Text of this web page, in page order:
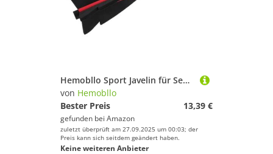
Hemobllo Sport Javelin für Sensomotorisches Outdoor sportgeräte Bewegungsspielzeug Sport Speerwurf üben Feldspeere Wurfspeere Eva rot
von Hemobllo
Bester Preis
13,39 €
gefunden bei Amazon
zuletzt überprüft am 27.09.2025 um 00:03; der
Preis kann sich seitdem geändert haben.
Keine weiteren Anbieter